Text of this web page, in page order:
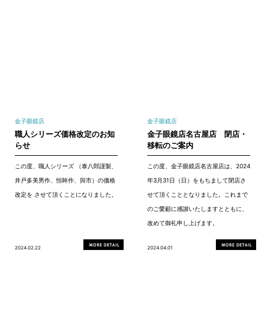
金子眼鏡店
職人シリーズ価格改定のお知
らせ
この度、職人シリーズ （泰八郎謹製、
井戸多美男作、恒眸作、與市）の価格
改定を させて頂くことになりました。
2024.02.22
金子眼鏡店
金子眼鏡店名古屋店 閉店・
移転のご案内
この度、金子眼鏡店名古屋店は、2024
年3月31日（日）をもちまして閉店さ
せて頂くこととなりました。これまで
のご愛顧に感謝いたしますとともに、
改めて御礼申し上げます。
2024.04.01